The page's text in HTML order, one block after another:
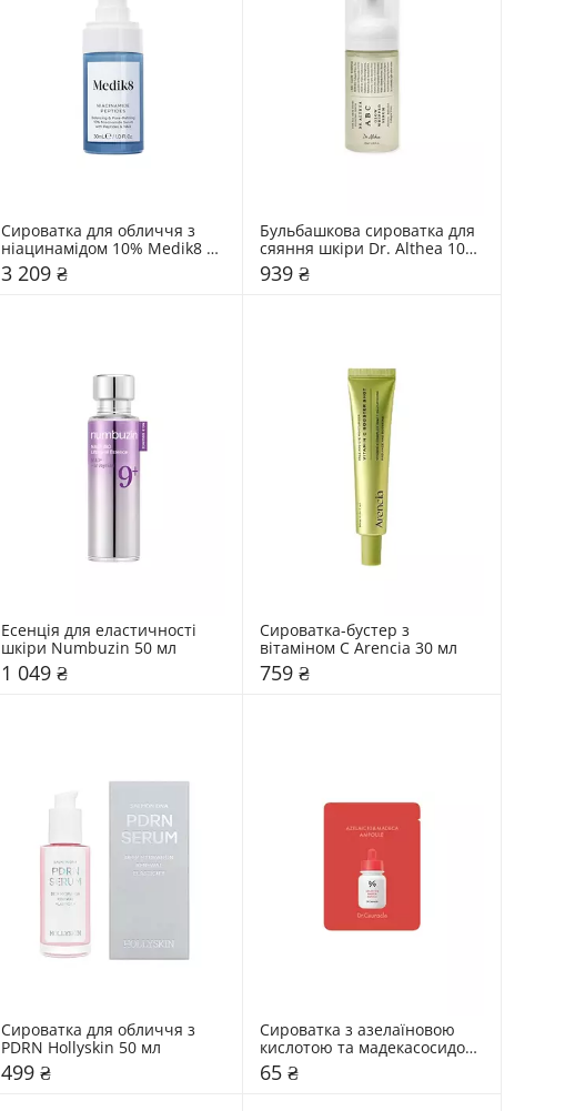
Сироватка для обличчя з
ніацинамідом 10% Medik8 30
мл
3 209 ₴
Бульбашкова сироватка для
сяяння шкіри Dr. Althea 100
мл
939 ₴
Есенція для еластичності
шкіри Numbuzin 50 мл
1 049 ₴
Сироватка-бустер з
вітаміном C Arencia 30 мл
759 ₴
Сироватка для обличчя з
PDRN Hollyskin 50 мл
499 ₴
Сироватка з азелаїновою
кислотою та мадекасосидом
Dr. Ceuracle 2 мл
65 ₴